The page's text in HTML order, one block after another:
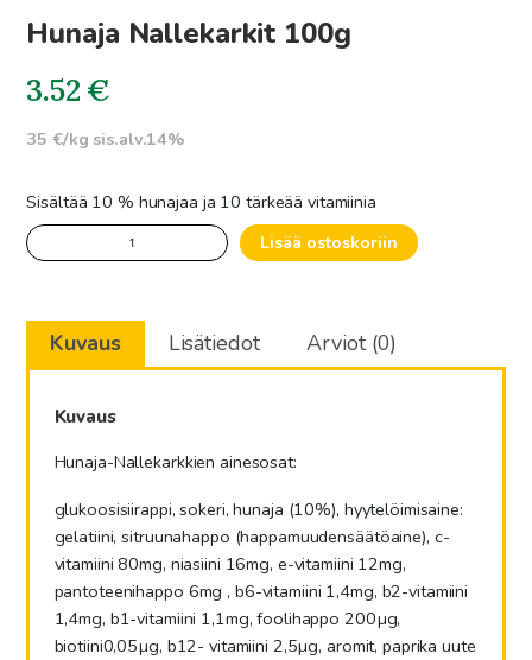
Hunaja Nallekarkit 100g
3.52€
35 €/kg sis.alv.14%
Sisältää 10 % hunajaa ja 10 tärkeää vitamiinia
Hunaja
Nallekarkit
määrä
Lisää ostoskoriin
Kuvaus Lisätiedot Arviot (0)
Kuvaus
Hunaja-Nallekarkkien ainesosat:
glukoosisiirappi, sokeri, hunaja (10%), hyytelöimisaine:
gelatiini, sitruunahappo (happamuudensäätöaine), c-
vitamiini 80mg, niasiini 16mg, e-vitamiini 12mg,
pantoteenihappo 6mg , b6-vitamiini 1,4mg, b2-vitamiini
1,4mg, b1-vitamiini 1,1mg, foolihappo 200µg,
biotiini0,05µg, b12- vitamiini 2,5µg, aromit, paprika uute